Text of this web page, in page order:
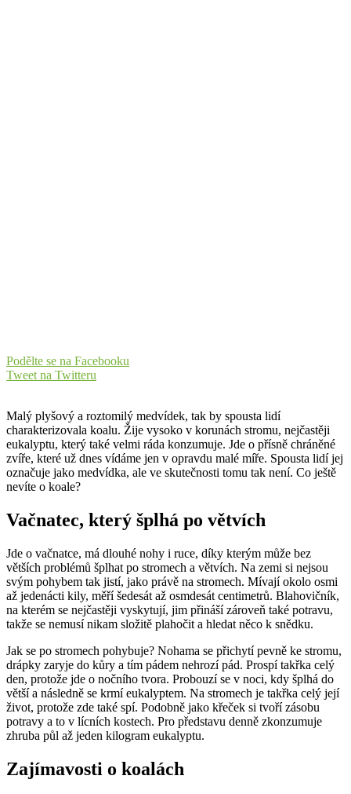
Podělte se na Facebooku
Tweet na Twitteru
Malý plyšový a roztomilý medvídek, tak by spousta lidí
charakterizovala koalu. Žije vysoko v korunách stromu, nejčastěji
eukalyptu, který také velmi ráda konzumuje. Jde o přísně chráněné
zvíře, které už dnes vídáme jen v opravdu malé míře. Spousta lidí jej
označuje jako medvídka, ale ve skutečnosti tomu tak není. Co ještě
nevíte o koale?
Vačnatec, který šplhá po větvích
Jde o vačnatce, má dlouhé nohy i ruce, díky kterým může bez
větších problémů šplhat po stromech a větvích. Na zemi si nejsou
svým pohybem tak jistí, jako právě na stromech. Mívají okolo osmi
až jedenácti kily, měří šedesát až osmdesát centimetrů. Blahovičník,
na kterém se nejčastěji vyskytují, jim přináší zároveň také potravu,
takže se nemusí nikam složitě plahočit a hledat něco k snědku.
Jak se po stromech pohybuje? Nohama se přichytí pevně ke stromu,
drápky zaryje do kůry a tím pádem nehrozí pád. Prospí takřka celý
den, protože jde o nočního tvora. Probouzí se v noci, kdy šplhá do
větší a následně se krmí eukalyptem. Na stromech je takřka celý její
život, protože zde také spí. Podobně jako křeček si tvoří zásobu
potravy a to v lícních kostech. Pro představu denně zkonzumuje
zhruba půl až jeden kilogram eukalyptu.
Zajímavosti o koalách